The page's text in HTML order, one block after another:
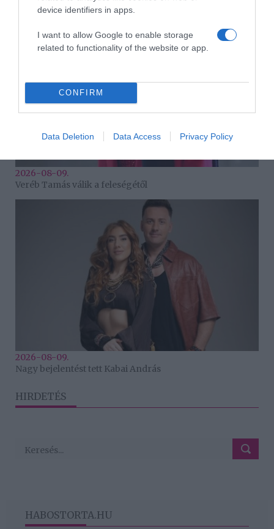
device identifiers in apps.
I want to allow Google to enable storage
related to functionality of the website or app.
CONFIRM
Data Deletion Data Access Privacy Policy
2026-08-09.
Veréb Tamás válik a feleségétől
2026-08-09.
Nagy bejelentést tett Kabai András
HIRDETÉS
HABOSTORTA.HU